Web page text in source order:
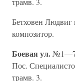
Бетховен
композитор.
Боевая ул.
Пос.
трамв. 3.